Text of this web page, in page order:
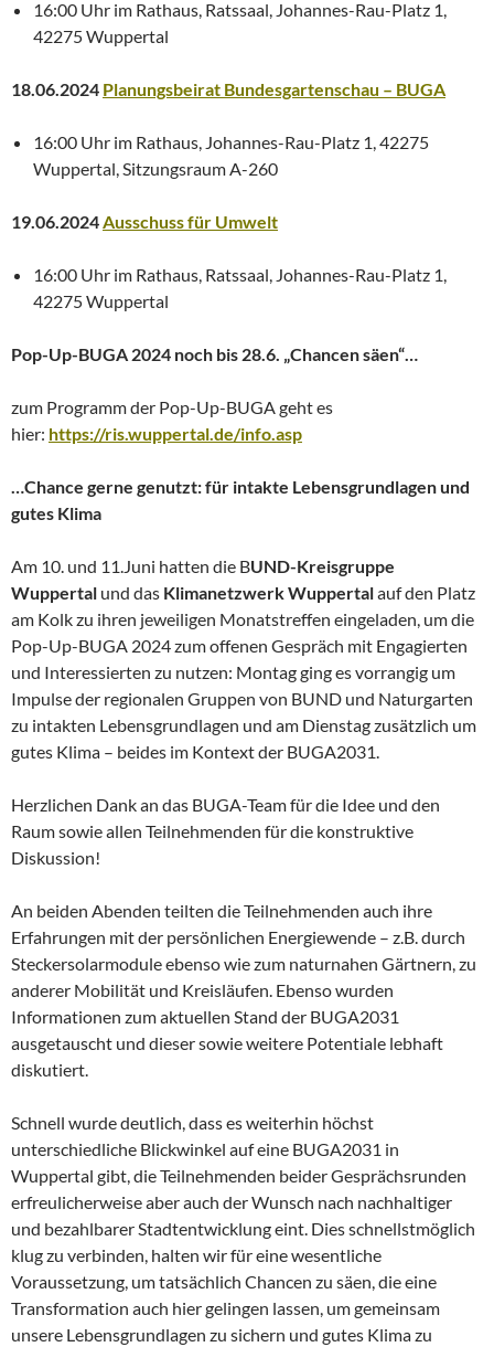
16:00 Uhr im Rathaus, Ratssaal, Johannes-Rau-Platz 1,
42275 Wuppertal
18.06.2024 Planungsbeirat Bundesgartenschau – BUGA
16:00 Uhr im Rathaus, Johannes-Rau-Platz 1, 42275
Wuppertal, Sitzungsraum A-260
19.06.2024Ausschuss für Umwelt
16:00 Uhr im Rathaus, Ratssaal, Johannes-Rau-Platz 1,
42275 Wuppertal
Pop-Up-BUGA 2024 noch bis 28.6. „Chancen säen“…
zum Programm der Pop-Up-BUGA geht es
hier: https://ris.wuppertal.de/info.asp
…Chance gerne genutzt: für intakte Lebensgrundlagen und
gutes Klima
Am 10. und 11.Juni hatten die BUND-Kreisgruppe
Wuppertal und das Klimanetzwerk Wuppertalauf den Platz
am Kolk zu ihren jeweiligen Monatstreffen eingeladen, um die
Pop-Up-BUGA 2024 zum offenen Gespräch mit Engagierten
und Interessierten zu nutzen: Montag ging es vorrangig um
Impulse der regionalen Gruppen von BUND und Naturgarten
zu intakten Lebensgrundlagen und am Dienstag zusätzlich um
gutes Klima – beides im Kontext der BUGA2031.
Herzlichen Dank an das BUGA-Team für die Idee und den
Raum sowie allen Teilnehmenden für die konstruktive
Diskussion!
An beiden Abenden teilten die Teilnehmenden auch ihre
Erfahrungen mit der persönlichen Energiewende – z.B. durch
Steckersolarmodule ebenso wie zum naturnahen Gärtnern, zu
anderer Mobilität und Kreisläufen. Ebenso wurden
Informationen zum aktuellen Stand der BUGA2031
ausgetauscht und dieser sowie weitere Potentiale lebhaft
diskutiert.
Schnell wurde deutlich, dass es weiterhin höchst
unterschiedliche Blickwinkel auf eine BUGA2031 in
Wuppertal gibt, die Teilnehmenden beider Gesprächsrunden
erfreulicherweise aber auch der Wunsch nach nachhaltiger
und bezahlbarer Stadtentwicklung eint. Dies schnellstmöglich
klug zu verbinden, halten wir für eine wesentliche
Voraussetzung, um tatsächlich Chancen zu säen, die eine
Transformation auch hier gelingen lassen, um gemeinsam
unsere Lebensgrundlagen zu sichern und gutes Klima zu